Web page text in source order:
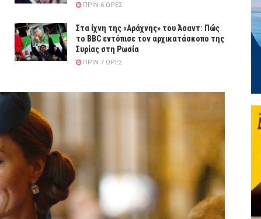
ΠΡΙΝ 6 ΏΡΕΣ
Στα ίχνη της «Αράχνης» του Άσαντ: Πώς
το BBC εντόπισε τον αρχικατάσκοπο της
Συρίας στη Ρωσία
ΠΡΙΝ 7 ΏΡΕΣ